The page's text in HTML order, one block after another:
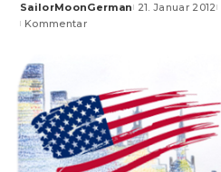
Posted
by
SailorMoonGerman 21. Januar 2012
Kommentar